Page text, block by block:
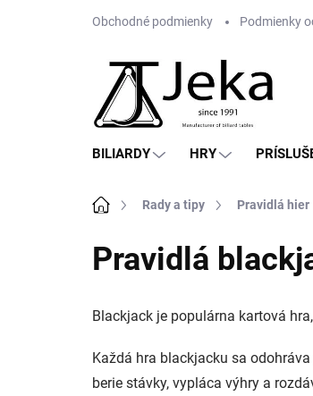
Obchodné podmienky Podmienky
BILIARDY HRY
DomovRady a tipy Pravidlá hier
Pravidlá
Blackjack je populárna kartová
Každá hra blackjacku sa odohráva
berie stávky, vypláca výhry a